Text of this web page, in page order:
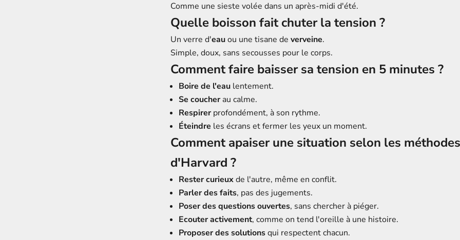
Comme une sieste volée dans un après-midi d'été.
Quelle boisson fait chuter la tension ?
Un verre d'eauou une tisane de verveine.
Simple, doux, sans secousses pour le corps.
Comment faire baisser sa tension en 5 minutes ?
Boire de l'eau lentement.
Se coucher au calme.
Respirer profondément, à son rythme.
Éteindre les écrans et fermer les yeux un moment.
Comment apaiser une situation selon les méthodes
d'Harvard ?
Rester curieuxde l'autre, même en conflit.
Parler des faits, pas des jugements.
Poser des questions ouvertes, sans chercher à piéger.
Ecouter activement, comme on tend l'oreille à une histoire.
Proposer des solutionsqui respectent chacun.